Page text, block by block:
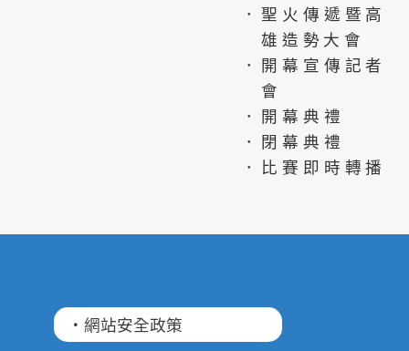
．聖火傳遞暨高
雄造勢大會
．開幕宣傳記者
會
．開幕典禮
．閉幕典禮
．比賽即時轉播
·網站安全政策